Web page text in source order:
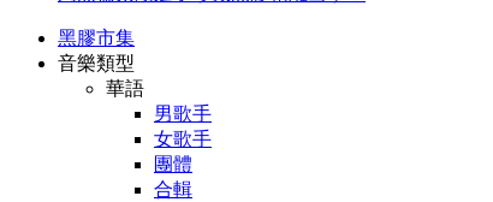
黑膠市集
音樂類型
華語
男歌手
女歌手
團體
合輯